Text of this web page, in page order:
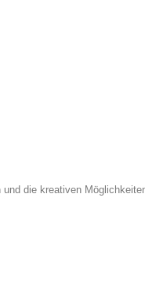
die kreativen